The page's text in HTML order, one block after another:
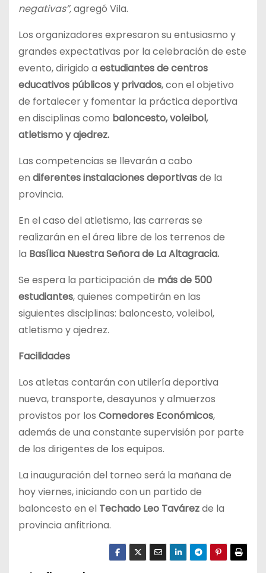
negativas”,agregó Vila.
Los organizadores expresaron su entusiasmo y
grandes expectativas por la celebración de este
evento, dirigido a estudiantes de centros
educativos públicos y privados, con el objetivo
de fortalecer y fomentar la práctica deportiva
en disciplinas como baloncesto, voleibol,
atletismo y ajedrez.
Las competencias se llevarán a cabo
en diferentes instalaciones deportivasde la
provincia.
En el caso del atletismo, las carreras se
realizarán en el área libre de los terrenos de
la Basílica Nuestra Señora de La Altagracia.
Se espera la participación de más de 500
estudiantes, quienes competirán en las
siguientes disciplinas: baloncesto, voleibol,
atletismo y ajedrez.
Facilidades
Los atletas contarán con utilería deportiva
nueva, transporte, desayunos y almuerzos
provistos por los Comedores Económicos,
además de una constante supervisión por parte
de los dirigentes de los equipos.
La inauguración del torneo será la mañana de
hoy viernes, iniciando con un partido de
baloncesto en el Techado Leo Tavárezde la
provincia anfitriona.